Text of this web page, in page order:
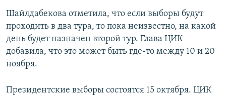
Шайлдабекова отметила, что если выборы будут
проходить в два тура, то пока неизвестно, на какой
день будет назначен второй тур. Глава ЦИК
добавила, что это может быть где-то между 10 и 20
ноября.
Президентские выборы состоятся 15 октября. ЦИК